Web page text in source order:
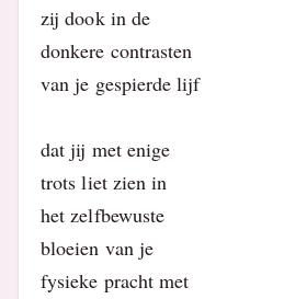
zij dook in de
donkere contrasten
van je gespierde lijf
dat jij met enige
trots liet zien in
het zelfbewuste
bloeien van je
fysieke pracht met